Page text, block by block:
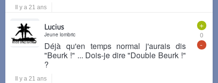
Il y a 21 ans
+
0
-
Lucius
Jeune lombric
Déjà qu'en temps normal j'aurais dis
"Beurk !" ... Dois-je dire "Double Beurk !"
?
Il y a 21 ans